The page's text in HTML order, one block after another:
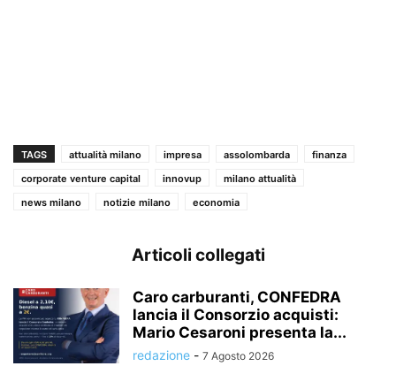
TAGS attualità milano impresa assolombarda
finanza
corporate venture capital
innovup
milano attualità
news milano
notizie milano economia
Articoli collegati
Caro carburanti, CONFEDRA
lancia il Consorzio acquisti:
Mario Cesaroni presenta la...
redazione - 7 Agosto 2026